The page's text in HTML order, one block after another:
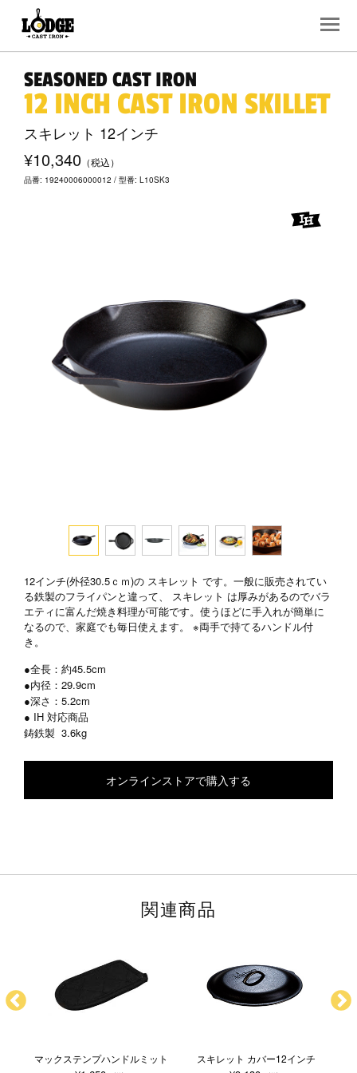
SEASONED CAST IRON
12 INCH CAST IRON SKILLET
スキレット 12インチ
¥10,340 （税込）
品番: 19240006000012 / 型番: L10SK3
12インチ(外径30.5ｃｍ)の スキレット です。一般に販売されてい
る鉄製のフライパンと違って、 スキレット は厚みがあるのでバラ
エティに富んだ焼き料理が可能です。使うほどに手入れが簡単に
なるので、家庭でも毎日使えます。 ※両手で持てるハンドル付
き。
●全長：約45.5cm
●内径：29.9cm
●深さ：5.2cm
● IH 対応商品
鋳鉄製 3.6kg
オンラインストアで購入する
関連商品
マックステンプハンドルミット スキレット カバー12インチ